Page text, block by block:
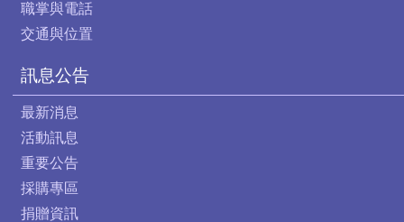
職掌與電話
交通與位置
訊息公告
最新消息
活動訊息
重要公告
採購專區
捐贈資訊